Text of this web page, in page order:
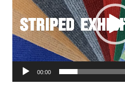
レ
ー
ヤ
ー
00:00